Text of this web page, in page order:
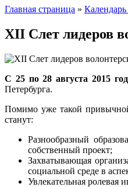
Главная страница »
XII Слет лидеров
С 25 по 28 августа 2015
Петербурга.
Помимо уже такой
станут:
Разнообразный
собственный проект;
Захватывающая
социальной среде в
Увлекательная ролевая